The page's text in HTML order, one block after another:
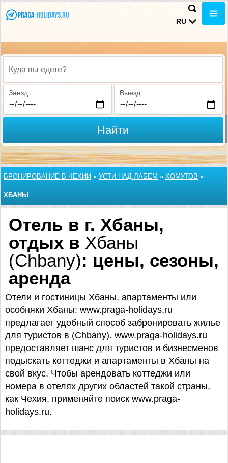
RU
Куда вы едете?
Заезд Выезд
Найти
БРОНИРОВАНИЕ В ЧЕХИИ » УСТИ-НАД-ЛАБЕМ » ХОМУТОВ »
ХБАНЫ
Отель в г. Хбаны,
отдых в Хбаны
(Chbany): цены, сезоны,
аренда
Отели и гостиницы Хбаны, апартаменты или
особняки Хбаны: www.praga-holidays.ru
предлагает удобный способ забронировать жилье
для туристов в (Chbany). www.praga-holidays.ru
предоставляет шанс для туристов и бизнесменов
подыскать коттеджи и апартаменты в Хбаны на
свой вкус. Чтобы арендовать коттеджи или
номера в отелях других областей такой страны,
как Чехия, применяйте поиск www.praga-
holidays.ru.